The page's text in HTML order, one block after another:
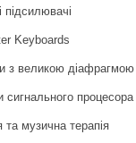
підсилювачі
Keyboards
з великою діафрагмою
сигнального процесора
та музична терапія